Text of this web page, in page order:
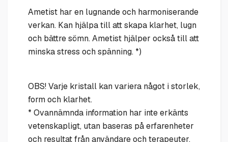
Ametist har en lugnande och harmoniserande
verkan. Kan hjälpa till att skapa klarhet, lugn
och bättre sömn. Ametist hjälper också till att
minska stress och spänning. *)
OBS! Varje kristall kan variera något i storlek,
form och klarhet.
* Ovannämnda information har inte erkänts
vetenskapligt, utan baseras på erfarenheter
och resultat från användare och terapeuter.